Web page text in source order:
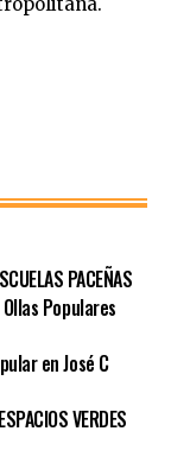
PACEÑAS
Populares
en José C
VERDES